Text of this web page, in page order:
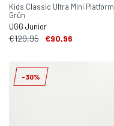
Kids Classic Ultra Mini Platform
Grün
UGG Junior
€129,95 €90,96
-30%